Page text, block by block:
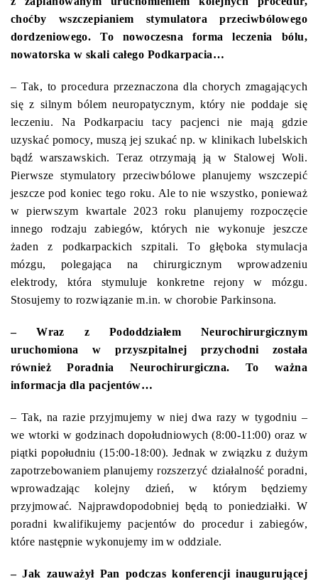
choćby wszczepianiem stymulatora przeciwbólowego
dordzeniowego. To nowoczesna forma leczenia bólu,
nowatorska w skali całego Podkarpacia…
– Tak, to procedura przeznaczona dla chorych zmagających
się z silnym bólem neuropatycznym, który nie poddaje się
leczeniu. Na Podkarpaciu tacy pacjenci nie mają gdzie
uzyskać pomocy, muszą jej szukać np. w klinikach lubelskich
bądź warszawskich. Teraz otrzymają ją w Stalowej Woli.
Pierwsze stymulatory przeciwbólowe planujemy wszczepić
jeszcze pod koniec tego roku. Ale to nie wszystko, ponieważ
w pierwszym kwartale 2023 roku planujemy rozpoczęcie
innego rodzaju zabiegów, których nie wykonuje jeszcze
żaden z podkarpackich szpitali. To głęboka stymulacja
mózgu, polegająca na chirurgicznym wprowadzeniu
elektrody, która stymuluje konkretne rejony w mózgu.
Stosujemy to rozwiązanie m.in. w chorobie Parkinsona.
– Wraz z Pododdziałem Neurochirurgicznym
uruchomiona w przyszpitalnej przychodni została
również Poradnia Neurochirurgiczna. To ważna
informacja dla pacjentów…
– Tak, na razie przyjmujemy w niej dwa razy w tygodniu –
we wtorki w godzinach dopołudniowych (8:00-11:00) oraz w
piątki popołudniu (15:00-18:00). Jednak w związku z dużym
zapotrzebowaniem planujemy rozszerzyć działalność poradni,
wprowadzając kolejny dzień, w którym będziemy
przyjmować. Najprawdopodobniej będą to poniedziałki. W
poradni kwalifikujemy pacjentów do procedur i zabiegów,
które następnie wykonujemy im w oddziale.
– Jak zauważył Pan podczas konferencji inaugurującej